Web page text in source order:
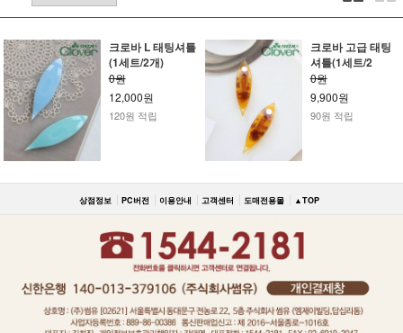
크로바 L 태팅셔틀
(1세트/2개)
0원
12,000원
120원 적립
크로바 고급 태팅
셔틀(1세트/2
0원
9,900원
90원 적립
상점정보 PC버전 이용안내 고객센터 도매전용몰 ▲TOP